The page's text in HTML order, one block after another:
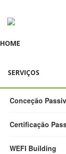
HOME
SERVIÇOS
Conceção
Certificação
WEFI Building